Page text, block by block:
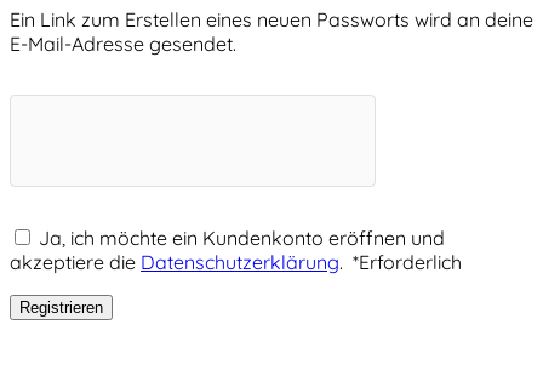
Ein Link zum Erstellen eines neuen Passworts wird an deine
E-Mail-Adresse gesendet.
Ja, ich möchte ein Kundenkonto eröffnen und
akzeptiere die Datenschutzerklärung. *Erforderlich
Registrieren